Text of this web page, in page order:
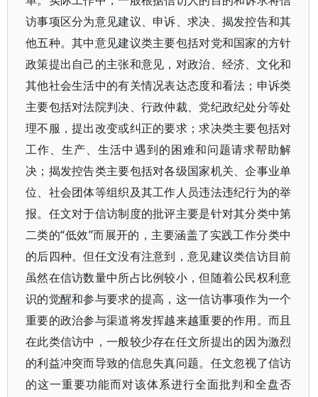
访事项区分为意见建议、申诉、求决、揭发控告和其
他五种。其中意见建议类主要包括对党和国家的方针
政策提出自己的主张和意见，对政治、经济、文化和
其他社会生活中的有关情况表达态度和看法；申诉类
主要包括对法院判决、行政仲裁、党纪政纪处分等处
理不服，提出改变或纠正的要求；求决类主要包括对
工作、生产、生活中遇到的困难和问题请求帮助解
决；揭发控告类主要包括对各级国家机关、企事业单
位、社会团体等组织及其工作人员违法违纪行为的举
报。任文对于信访制度的批评主要是针对其分类中第
二类的“低效”而展开的，主要涵盖了实践工作分类中
的后四种。但任文没有注意到，意见建议类信访目前
虽然在信访数量中所占比例较小，但随着公民权利意
识的觉醒和参与要求的提高，这一信访事项作为一个
重要的政治参与渠道将发挥越来越重要的作用。而且
在此类信访中，一般较少存在任文所提出的因为激烈
的利益冲突而导致的信息失真问题。任文忽视了信访
的这一重要功能而对该体系进行全面批判和全盘否